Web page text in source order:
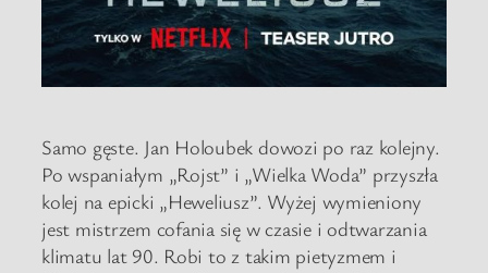
Samo gęste. Jan Holoubek dowozi po raz kolejny.
Po wspaniałym „Rojst” i „Wielka Woda” przyszła
kolej na epicki „Heweliusz”. Wyżej wymieniony
jest mistrzem cofania się w czasie i odtwarzania
klimatu lat 90. Robi to z takim pietyzmem i